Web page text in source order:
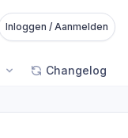
Inloggen / Aanmelden
Changelog